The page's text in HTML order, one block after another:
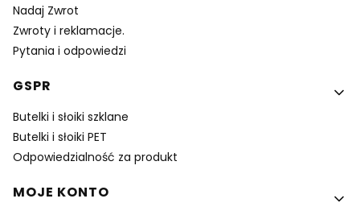
Nadaj Zwrot
Zwroty i reklamacje.
Pytania i odpowiedzi
GSPR
Butelki i słoiki szklane
Butelki i słoiki PET
Odpowiedzialność za produkt
MOJE KONTO